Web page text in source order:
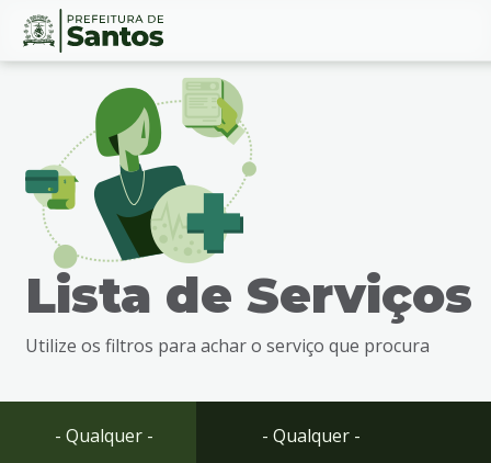
Ir
busca
Ir
Conteúdo
Lista de Serviços
Utilize os filtros para achar o serviço que procura
- Qualquer - - Qualquer -